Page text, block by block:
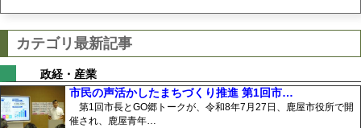
カテゴリ最新記事
政経・産業
市民の声活かしたまちづくり推進 第1回市…
第1回市長とGO郷トークが、令和8年7月27日、鹿屋市役所で開
催され、鹿屋青年…